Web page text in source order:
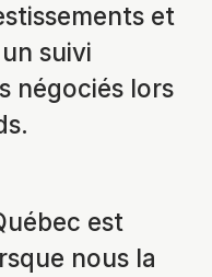
et
suivi
négociés lors
est
nous la